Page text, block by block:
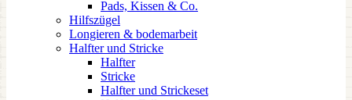
Pads, Kissen & Co.
Hilfszügel
Longieren & bodemarbeit
Halfter und Stricke
Halfter
Stricke
Halfter und Strickeset